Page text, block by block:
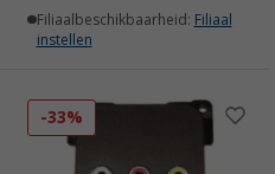
Filiaalbeschikbaarheid: Filiaal
instellen
-33%